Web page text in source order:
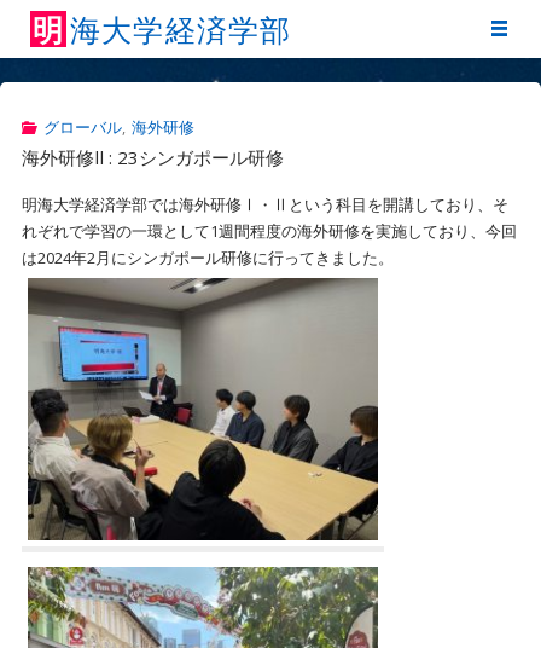
明 海大学経済学部
グローバル, 海外研修
海外研修ll : 23シンガポール研修
明海大学経済学部では海外研修Ⅰ・Ⅱという科目を開講しており、そ
れぞれで学習の一環として1週間程度の海外研修を実施しており、今回
は2024年2月にシンガポール研修に行ってきました。